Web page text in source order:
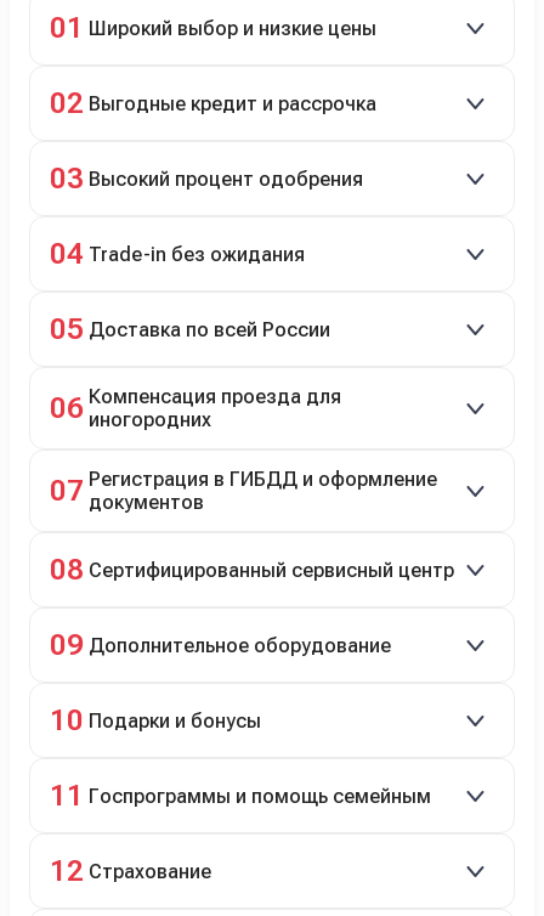
01 Широкий выбор и низкие цены
подержанные авто.
02 Выгодные кредит и рассрочка
рассрочка 0% на 2 года при первом взносе 35–50%.
03 Высокий процент одобрения
04 Trade-in без ожидания
05 Доставка по всей России
06 Компенсация проезда для
иногородних
07 Регистрация в ГИБДД и оформление
документов
08 Сертифицированный сервисный центр
технический ремонт.
09 Дополнительное оборудование
10 Подарки и бонусы
программе лояльности.
11 Госпрограммы и помощь семейным
12 Страхование